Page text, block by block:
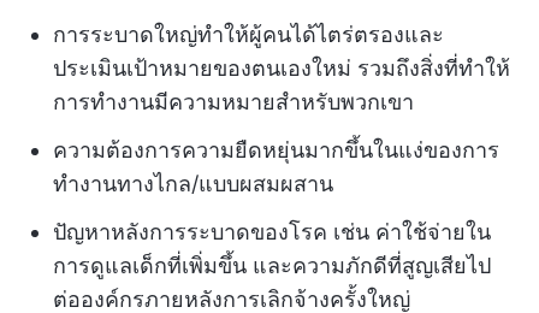
การระบาดใหญ่ทำให้ผู้คนได้ไตร่ตรองและ
ประเมินเป้าหมายของตนเองใหม่ รวมถึงสิ่งที่ทำให้
การทำงานมีความหมายสำหรับพวกเขา
ความต้องการความยืดหยุ่นมากขึ้นในแง่ของการ
ทำงานทางไกล/แบบผสมผสาน
ปัญหาหลังการระบาดของโรค เช่น ค่าใช้จ่ายใน
การดูแลเด็กที่เพิ่มขึ้น และความภักดีที่สูญเสียไป
ต่อองค์กรภายหลังการเลิกจ้างครั้งใหญ่